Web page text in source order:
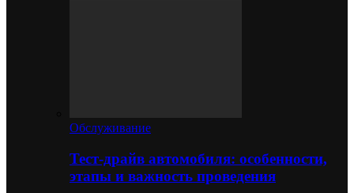
Обслуживание
Тест-драйв автомобиля: особенности,
этапы и важность проведения